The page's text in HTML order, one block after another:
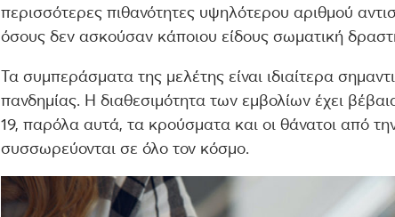
περισσότερες πιθανότητες υψηλότερου αριθμού
όσους δεν ασκούσαν κάποιου είδους σωματική
Τα συμπεράσματα της μελέτης είναι ιδιαίτερα
πανδημίας. Η διαθεσιμότητα των εμβολίων έχει
19, παρόλα αυτά, τα κρούσματα και οι θάνατοι από
συσσωρεύονται σε όλο τον κόσμο.